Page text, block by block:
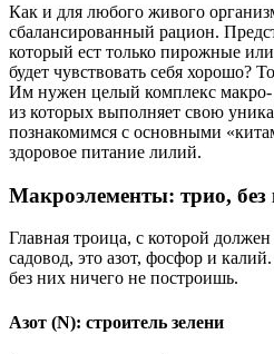
Как и для любого живого
сбалансированный рацион.
который ест только пирожные
будет чувствовать себя хорошо?
Им нужен целый комплекс
из которых выполняет свою
познакомимся с основными
здоровое питание лилий.
Макроэлементы: трио, без
Главная троица, с которой
садовод, это азот, фосфор и
без них ничего не построишь.
Азот (N): строитель зелени